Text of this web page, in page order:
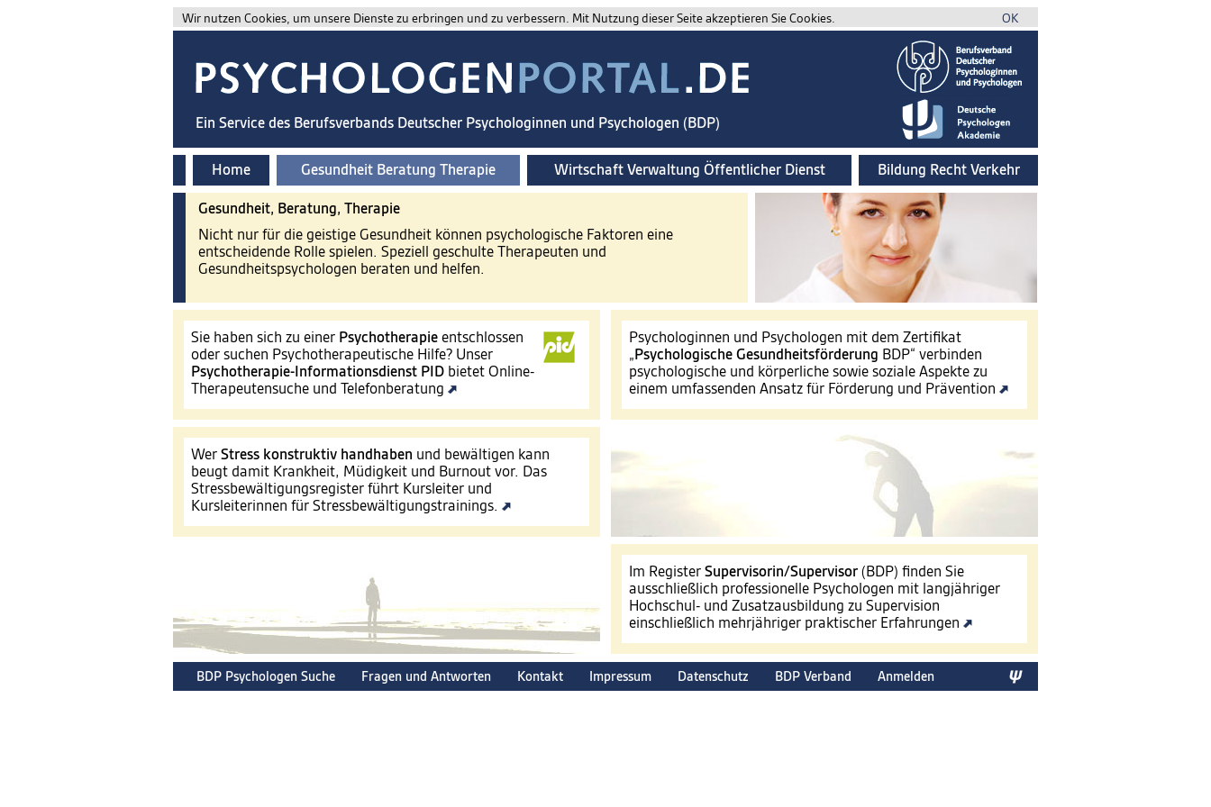
Wir nutzen Cookies, um unsere Dienste zu erbringen und zu verbessern. Mit Nutzung dieser Seite akzeptieren Sie Cookies. OK
Ein Service des Berufsverbands Deutscher Psychologinnen und Psychologen (BDP)
Home Gesundheit Beratung Therapie Wirtschaft Verwaltung Öffentlicher Dienst Bildung Recht Verkehr
Gesundheit, Beratung, Therapie
Nicht nur für die geistige Gesundheit können psychologische Faktoren eine
entscheidende Rolle spielen. Speziell geschulte Therapeuten und
Gesundheitspsychologen beraten und helfen.
Sie haben sich zu einer Psychotherapie entschlossen
oder suchen Psychotherapeutische Hilfe? Unser
Psychotherapie-Informationsdienst PID bietet Online-
Therapeutensuche und Telefonberatung
Psychologinnen und Psychologen mit dem Zertifikat
„Psychologische Gesundheitsförderung BDP“ verbinden
psychologische und körperliche sowie soziale Aspekte zu
einem umfassenden Ansatz für Förderung und Prävention
Wer Stress konstruktiv handhaben und bewältigen kann
beugt damit Krankheit, Müdigkeit und Burnout vor. Das
Stressbewältigungsregister führt Kursleiter und
Kursleiterinnen für Stressbewältigungstrainings.
Im Register Supervisorin/Supervisor (BDP) finden Sie
ausschließlich professionelle Psychologen mit langjähriger
Hochschul- und Zusatzausbildung zu Supervision
einschließlich mehrjähriger praktischer Erfahrungen
BDP Psychologen Suche Fragen und Antworten Kontakt Impressum Datenschutz BDP Verband Anmelden